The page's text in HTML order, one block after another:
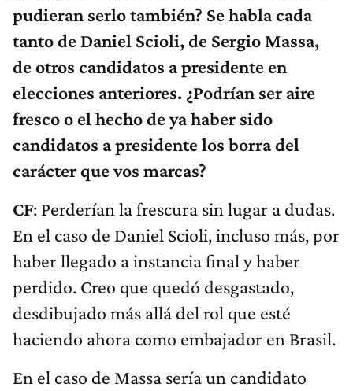
pudieran serlo también? Se habla cada
tanto de Daniel Scioli, de Sergio Massa,
de otros candidatos a presidente en
elecciones anteriores. ¿Podrían ser aire
fresco o el hecho de ya haber sido
candidatos a presidente los borra del
carácter que vos marcas?
CF: Perderían la frescura sin lugar a dudas.
En el caso de Daniel Scioli, incluso más, por
haber llegado a instancia final y haber
perdido. Creo que quedó desgastado,
desdibujado más allá del rol que esté
haciendo ahora como embajador en Brasil.
En el caso de Massa sería un candidato